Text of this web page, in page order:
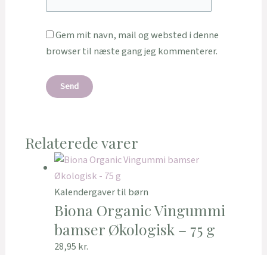
Gem mit navn, mail og websted i denne
browser til næste gang jeg kommenterer.
Relaterede varer
Kalendergaver til børn
Biona Organic Vingummi
bamser Økologisk – 75 g
28,95 kr.